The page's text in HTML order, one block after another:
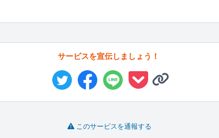
サービスを宣伝しましょう！
このサービスを通報する